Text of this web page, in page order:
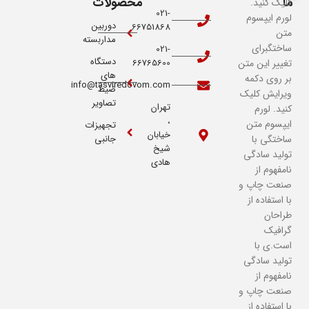
لورم ایپسوم
متن
ساختگبرای
تغییر این متن
بر روی دکمه
ویرایش کلیک
کنید. لورم
ایپسوم متن
ساختگی با
تولید سادگی
نامفهوم از
صنعت چاپ و
با استفاده از
طراحان
گرافیک
است.ی با
تولید سادگی
نامفهوم از
صنعت چاپ و
021-
66751868
021-
66765600
info@tasviredovom.com
تهران
،
خیابان
شیخ
هادی
دوربین
مداربسته
دستگاه
های
ضیط
تصاویر
تجهیزات
جانبی